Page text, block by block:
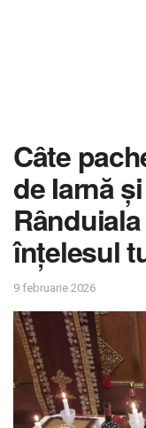
Câte
de Iarnă
înțelesul
9 februarie 2026